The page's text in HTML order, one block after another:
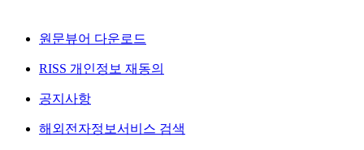
원문뷰어 다운로드
RISS 개인정보 재동의
공지사항
해외전자정보서비스 검색